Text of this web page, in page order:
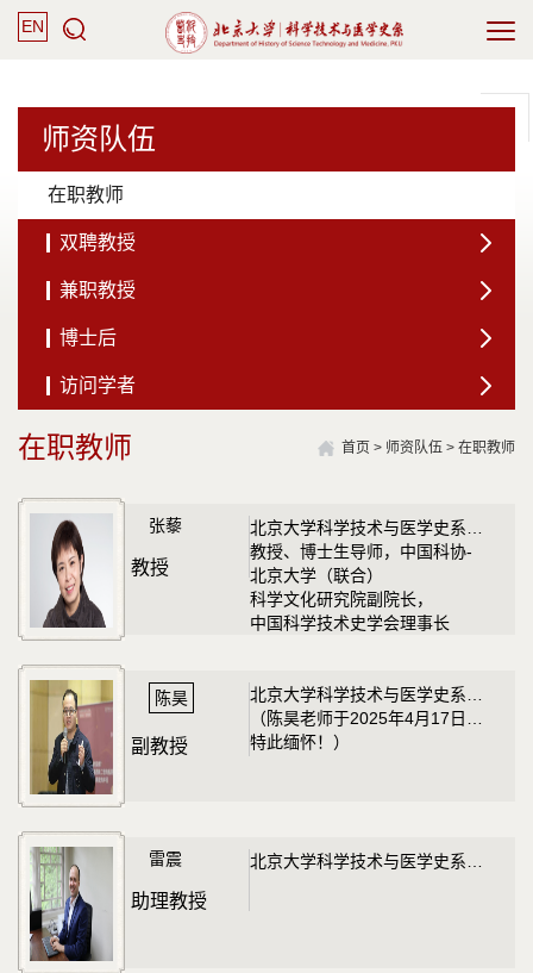
EN
师资队伍
在职教师
双聘教授
兼职教授
博士后
访问学者
在职教师 首页 > 师资队伍 > 在职教师
张藜
教授
北京大学科学技术与医学史系主任、
教授、博士生导师，中国科协-
北京大学（联合）
科学文化研究院副院长，
中国科学技术史学会理事长
陈昊
副教授
北京大学科学技术与医学史系副教授
（陈昊老师于2025年4月17日逝世，
特此缅怀！）
雷震
助理教授